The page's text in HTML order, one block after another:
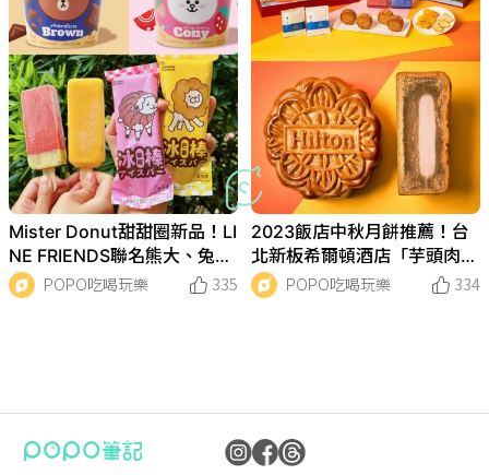
Mister Donut甜甜圈新品！LI
NE FRIENDS聯名熊大、兔兔
可可瑪芬萌翻天！
POPO吃喝玩樂 335
2023飯店中秋月餅推薦！台
北新板希爾頓酒店「芋頭肉
鬆、蓮蓉蛋黃」奢華禮盒早鳥
優惠登場！
POPO吃喝玩樂 334